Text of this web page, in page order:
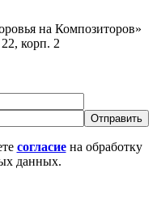
на Композиторов»
корп. 2
согласиена обработку
данных.